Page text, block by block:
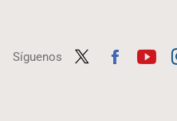
Síguenos